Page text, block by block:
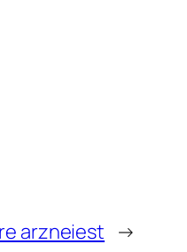
arzneiest →